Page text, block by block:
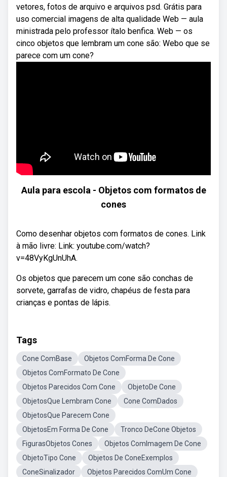
vetores, fotos de arquivo e arquivos psd. Grátis para
uso comercial imagens de alta qualidade Web — aula
ministrada pelo professor ítalo benfica. Web — os
cinco objetos que lembram um cone são: Webo que se
parece com um cone?
Aula para escola - Objetos com formatos de
cones
Como desenhar objetos com formatos de cones. Link
à mão livre: Link: youtube.com/watch?
v=48VyKgUnUhA.
Os objetos que parecem um cone são conchas de
sorvete, garrafas de vidro, chapéus de festa para
crianças e pontas de lápis.
Tags
Cone ComBase
Objetos ComForma De Cone
Objetos ComFormato De Cone
Objetos Parecidos Com Cone
ObjetoDe Cone
ObjetosQue Lembram Cone
Cone ComDados
ObjetosQue Parecem Cone
ObjetosEm Forma De Cone
Tronco DeCone Objetos
FigurasObjetos Cones
Objetos ComImagem De Cone
ObjetoTipo Cone
Objetos De ConeExemplos
ConeSinalizador
Objetos Parecidos ComUm Cone